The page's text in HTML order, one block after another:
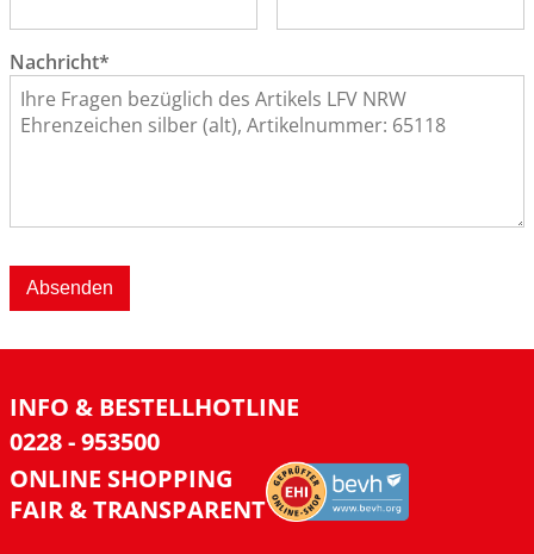
Nachricht*
Absenden
INFO & BESTELLHOTLINE
0228 - 953500
ONLINE SHOPPING
FAIR & TRANSPARENT